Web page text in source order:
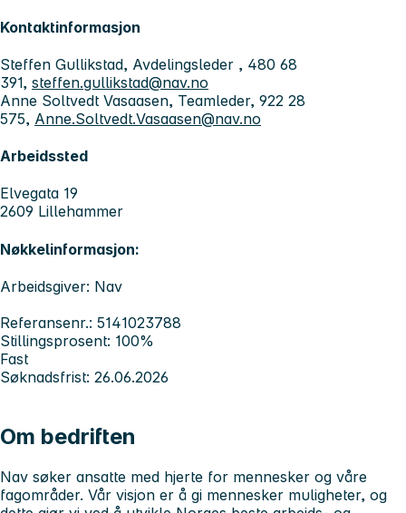
Kontaktinformasjon
Steffen Gullikstad, Avdelingsleder , 480 68
391, steffen.gullikstad@nav.no
Anne Soltvedt Vasaasen, Teamleder, 922 28
575, Anne.Soltvedt.Vasaasen@nav.no
Arbeidssted
Elvegata 19
2609 Lillehammer
Nøkkelinformasjon:
Arbeidsgiver: Nav
Referansenr.: 5141023788
Stillingsprosent: 100%
Fast
Søknadsfrist: 26.06.2026
Om bedriften
Nav søker ansatte med hjerte for mennesker og våre
fagområder. Vår visjon er å gi mennesker muligheter, og